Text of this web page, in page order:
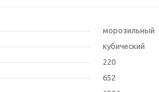
морозильный
кубический
220
652